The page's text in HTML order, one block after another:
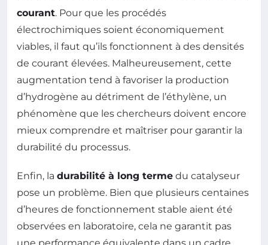
courant. Pour que les procédés
électrochimiques soient économiquement
viables, il faut qu’ils fonctionnent à des densités
de courant élevées. Malheureusement, cette
augmentation tend à favoriser la production
d’hydrogène au détriment de l’éthylène, un
phénomène que les chercheurs doivent encore
mieux comprendre et maîtriser pour garantir la
durabilité du processus.
Enfin, la durabilité à long terme du catalyseur
pose un problème. Bien que plusieurs centaines
d’heures de fonctionnement stable aient été
observées en laboratoire, cela ne garantit pas